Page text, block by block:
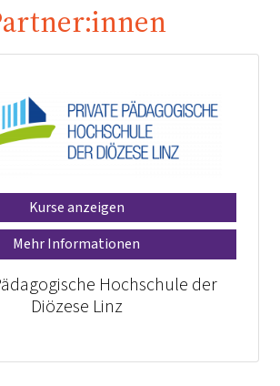
Kurse anzeigen
Mehr Informationen
Hochschule der
Diözese Linz